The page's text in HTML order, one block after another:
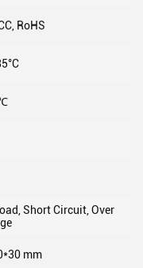
RoHS
Short Circuit, Over
mm